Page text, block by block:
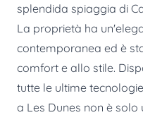
splendida spiaggia di
La proprietà ha
contemporanea ed è
comfort e allo stile.
tutte le ultime
a Les Dunes non è